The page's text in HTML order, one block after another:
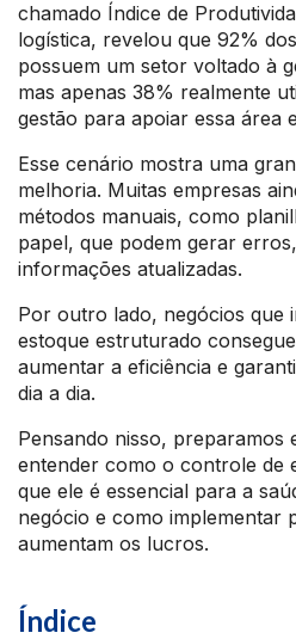
chamado Índice de
logística, revelou que 92%
possuem um setor voltado à
mas apenas 38% realmente
gestão para apoiar essa área
Esse cenário mostra uma
melhoria. Muitas empresas
métodos manuais, como
papel, que podem gerar
informações atualizadas.
Por outro lado, negócios que
estoque estruturado
aumentar a eficiência e
dia a dia.
Pensando nisso, preparamos
entender como o controle de
que ele é essencial para a
negócio e como implementar
aumentam os lucros.
Índice